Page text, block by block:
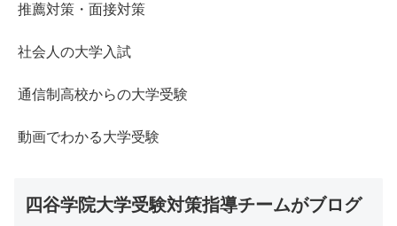
推薦対策・面接対策
社会人の大学入試
通信制高校からの大学受験
動画でわかる大学受験
四谷学院大学受験対策指導チームがブログ